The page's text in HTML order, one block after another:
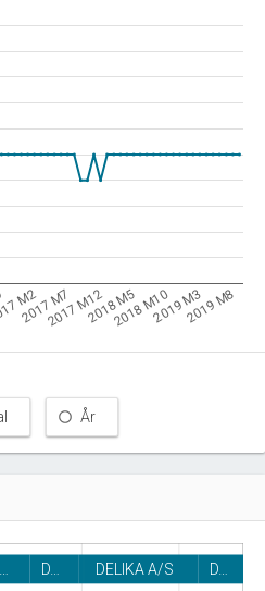
M2
2017 M72017 M122018 M52018 M102019 M32019 M8
År
D… DELIKA A/S D…